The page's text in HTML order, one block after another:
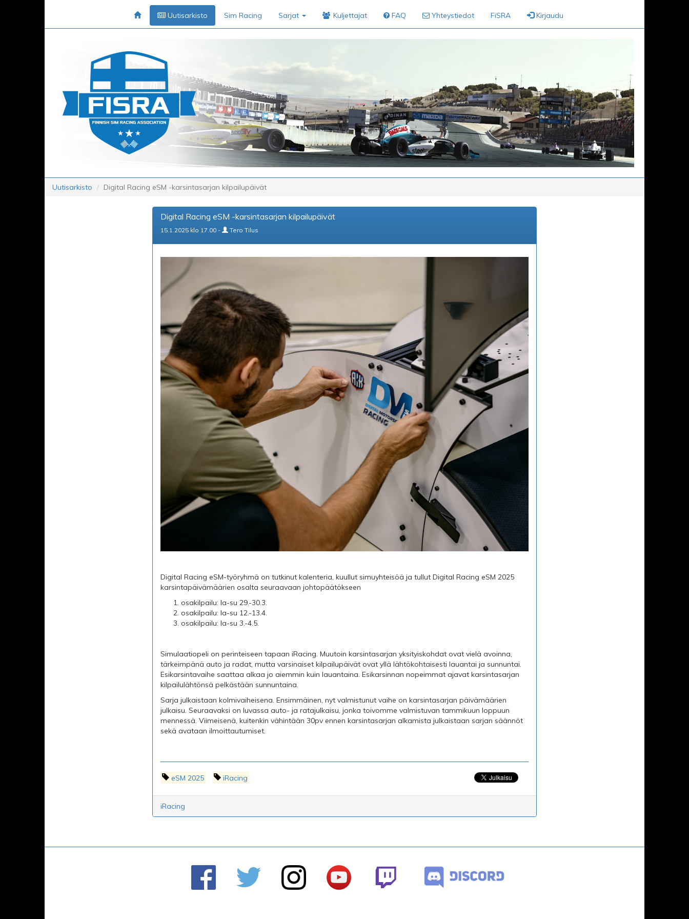
Uutisarkisto Sim Racing Sarjat Kuljettajat FAQ Yhteystiedot FiSRA Kirjaudu
Uutisarkisto Digital Racing eSM -karsintasarjan kilpailupäivät
Digital Racing eSM -karsintasarjan kilpailupäivät
15.1.2025 klo 17.00 - Tero Tilus
Digital Racing eSM-työryhmä on tutkinut kalenteria, kuullut simuyhteisöä ja tullut Digital Racing eSM 2025
karsintapäivämäärien osalta seuraavaan johtopäätökseen
osakilpailu: la-su 29.-30.3.
osakilpailu: la-su 12.-13.4.
osakilpailu: la-su 3.-4.5.
Simulaatiopeli on perinteiseen tapaan iRacing. Muutoin karsintasarjan yksityiskohdat ovat vielä avoinna,
tärkeimpänä auto ja radat, mutta varsinaiset kilpailupäivät ovat yllä lähtökohtaisesti lauantai ja sunnuntai.
Esikarsintavaihe saattaa alkaa jo aiemmin kuin lauantaina. Esikarsinnan nopeimmat ajavat karsintasarjan
kilpailulähtönsä pelkästään sunnuntaina.
Sarja julkaistaan kolmivaiheisena. Ensimmäinen, nyt valmistunut vaihe on karsintasarjan päivämäärien
julkaisu. Seuraavaksi on luvassa auto- ja ratajulkaisu, jonka toivomme valmistuvan tammikuun loppuun
mennessä. Viimeisenä, kuitenkin vähintään 30pv ennen karsintasarjan alkamista julkaistaan sarjan säännöt
sekä avataan ilmoittautumiset.
eSM 2025 iRacing
iRacing